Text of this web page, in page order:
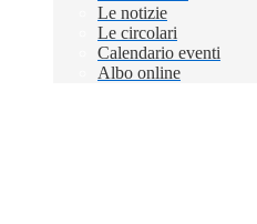
Le notizie
Le circolari
Calendario eventi
Albo online